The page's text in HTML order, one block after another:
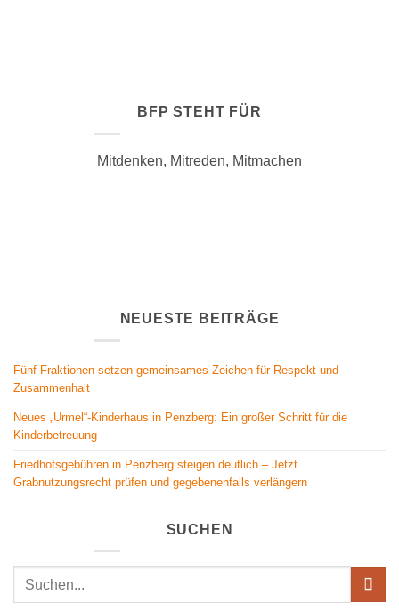
BFP STEHT FÜR
Mitdenken, Mitreden, Mitmachen
NEUESTE BEITRÄGE
Fünf Fraktionen setzen gemeinsames Zeichen für Respekt und
Zusammenhalt
Neues „Urmel“-Kinderhaus in Penzberg: Ein großer Schritt für die
Kinderbetreuung
Friedhofsgebühren in Penzberg steigen deutlich – Jetzt
Grabnutzungsrecht prüfen und gegebenenfalls verlängern
SUCHEN